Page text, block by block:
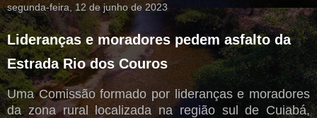
segunda-feira, 12 de junho de 2023
Lideranças e moradores pedem asfalto da
Estrada Rio dos Couros
Uma Comissão formado por lideranças e moradores
da zona rural localizada na região sul de Cuiabá,